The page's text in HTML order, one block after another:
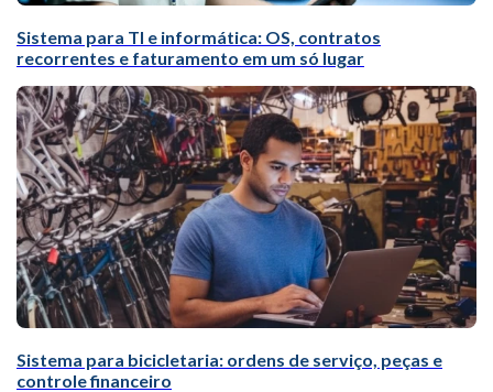
Sistema para TI e informática: OS, contratos
recorrentes e faturamento em um só lugar
Sistema para bicicletaria: ordens de serviço, peças e
controle financeiro